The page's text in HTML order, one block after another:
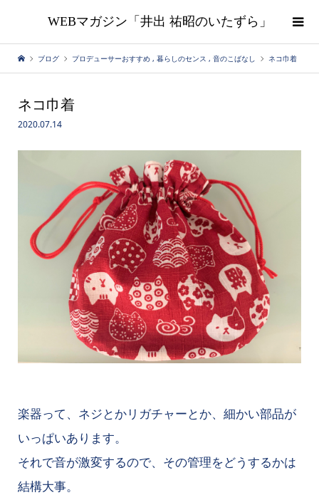
WEBマガジン「井出 祐昭のいたずら」
ブログ プロデューサーおすすめ , 暮らしのセンス , 音のこばなし ネコ巾着
ネコ巾着
2020.07.14
楽器って、ネジとかリガチャーとか、細かい部品が
いっぱいあります。
それで音が激変するので、その管理をどうするかは
結構大事。